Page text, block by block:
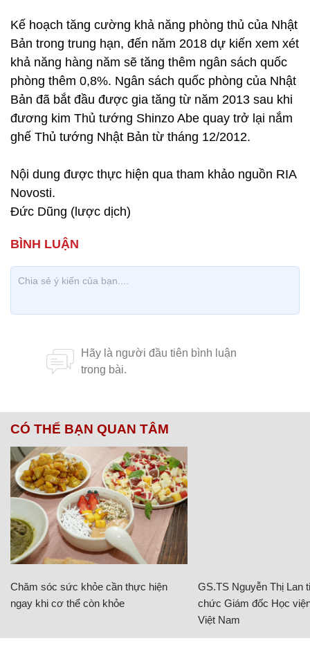
Kế hoạch tăng cường khả năng phòng thủ của Nhật
Bản trong trung hạn, đến năm 2018 dự kiến xem xét
khả năng hàng năm sẽ tăng thêm ngân sách quốc
phòng thêm 0,8%. Ngân sách quốc phòng của Nhật
Bản đã bắt đầu được gia tăng từ năm 2013 sau khi
đương kim Thủ tướng Shinzo Abe quay trở lại nắm
ghế Thủ tướng Nhật Bản từ tháng 12/2012.
Nội dung được thực hiện qua tham khảo nguồn RIA
Novosti.
Đức Dũng (lược dịch)
CÓ THỂ BẠN QUAN TÂM
Chăm sóc sức khỏe cần thực hiện
ngay khi cơ thể còn khỏe
GS.TS Nguyễn Thị Lan
chức Giám đốc Học
Việt Nam